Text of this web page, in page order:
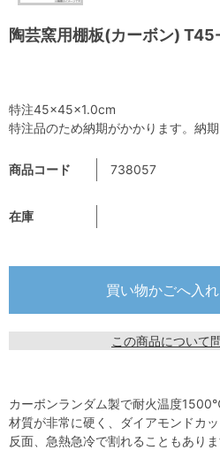
陶芸窯用棚板(カーボン)
商品コード 738057
在庫
この商品について
特注45×45×1.0cm
特注品のため納期がかかります。納
カーボンランダム製で耐火温度
材質が非常に硬く、ダイアモンドカ
反面、急熱急冷で割れることもあり